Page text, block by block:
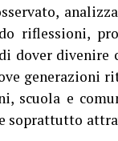
riflessioni,
dover
generazioni
scuola e
soprattutto